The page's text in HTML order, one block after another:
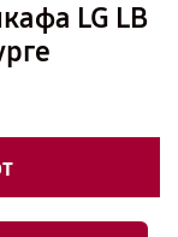
LG LB